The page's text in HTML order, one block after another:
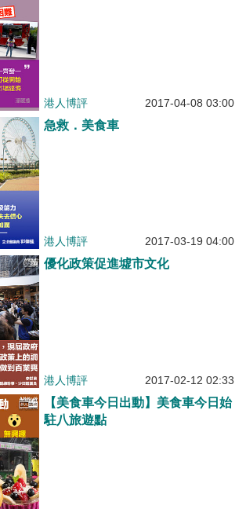
港人博評 2017-04-08 03:00
急救．美食車
港人博評 2017-03-19 04:00
優化政策促進墟市文化
港人博評 2017-02-12 02:33
【美食車今日出動】美食車今日始
駐八旅遊點